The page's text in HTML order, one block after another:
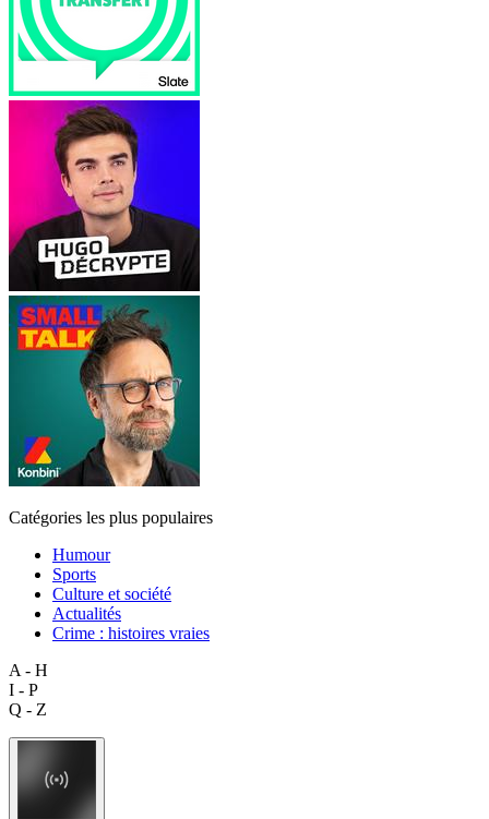
Catégories les plus populaires
Humour
Sports
Culture et société
Actualités
Crime : histoires vraies
A - H
I - P
Q - Z